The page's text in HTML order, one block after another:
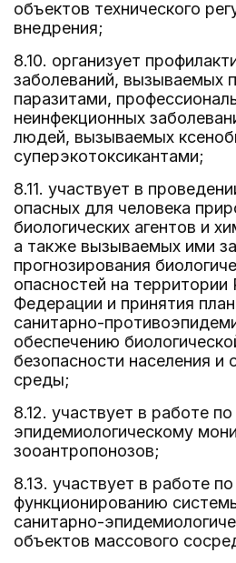
объектов технического
внедрения;
8.10. организует
заболеваний, вызываемых
паразитами,
неинфекционных
людей, вызываемых
суперэкотоксикантами;
8.11. участвует в
опасных для человека
биологических агентов и
а также вызываемых ими
прогнозирования
опасностей на территории
Федерации и принятия
санитарно-
обеспечению
безопасности населения
среды;
8.12. участвует в работе
эпидемиологическому
зооантропонозов;
8.13. участвует в работе
функционированию
санитарно-
объектов массового